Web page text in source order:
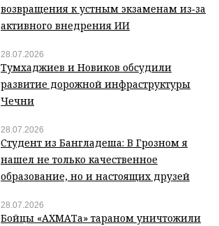
возвращения к устным экзаменам из‑за
активного внедрения ИИ
28.07.2026
Тумхаджиев и Новиков обсудили
развитие дорожной инфраструктуры
Чечни
28.07.2026
Студент из Бангладеша: В Грозном я
нашел не только качественное
образование, но и настоящих друзей
28.07.2026
Бойцы «АХМАТа» тараном уничтожили